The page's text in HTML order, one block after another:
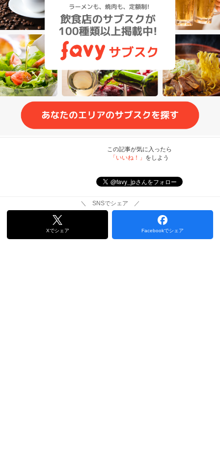
この記事が気に入ったら
「いいね！」 をしよう
＼ SNSでシェア ／
Xでシェア Facebookでシェア